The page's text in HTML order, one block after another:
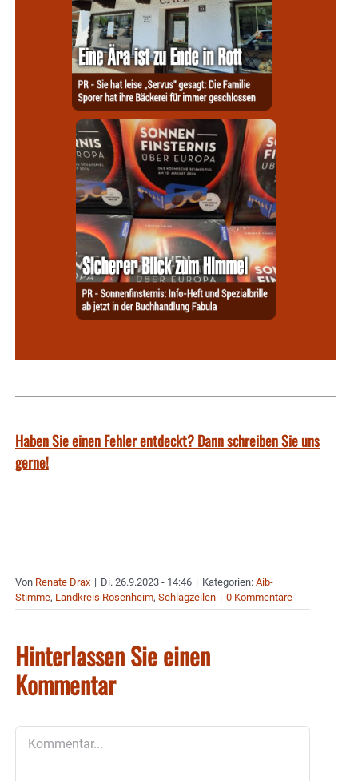
Haben Sie einen Fehler entdeckt? Dann schreiben Sie uns
gerne!
Von Renate Drax | Di. 26.9.2023 - 14:46 | Kategorien: Aib-
Stimme, Landkreis Rosenheim, Schlagzeilen | 0 Kommentare
Hinterlassen Sie einen
Kommentar